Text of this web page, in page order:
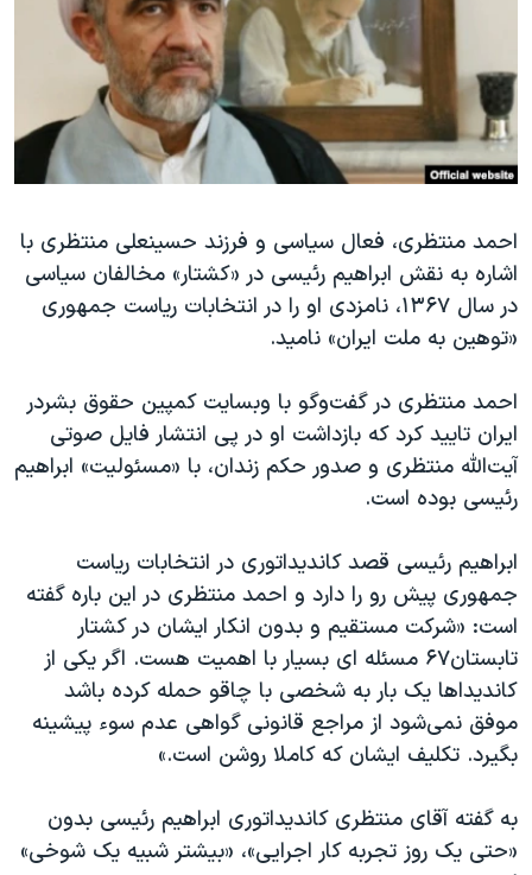
فرهنگ و زندگی
حقوق شهروندی
اقتصادی
علم و فناوری
گالری عکس
آرشیو پخش زنده
انتخابات ریاست جمهوری آمریکا ۲۰۲۴
حمله جمهوری اسلامی به اسرائیل
رمز مهسا
اعتراضات زن، زندگی، آزادی
مجموعه مستندهای دادخواهی
تریبونال مردمی آبان ۹۸
چهل سال گروگان‌گیری
قانون شفافیت دارائی کادر رهبری ایران
اعتراضات مردمی آبان ۹۸
نرگس محمدی برنده جایزه نوبل صلح
همایش محافظه‌کاران آمریکا «سی‌پک»
صفحه‌های ویژه
سفر پرزیدنت ترامپ به چین
زبانهای مختلف
احمد منتظری، فعال سیاسی و فرزند حسینعلی منتظری با
اشاره به نقش ابراهیم رئیسی در «کشتار» مخالفان سیاسی
در سال ۱۳۶۷، نامزدی او را در انتخابات ریاست جمهوری
«توهین به ملت ایران» نامید.
احمد منتظری در گفت‌وگو با وبسایت کمپین حقوق بشردر
ایران تایید کرد که بازداشت او در پی انتشار فایل صوتی
آیت‌الله منتظری و صدور حکم زندان، با «مسئولیت» ابراهیم
رئیسی بوده است.
ابراهیم رئیسی قصد کاندیداتوری در انتخابات ریاست
جمهوری پیش رو را دارد و احمد منتظری در این باره گفته
است: «شرکت مستقیم و بدون انکار ایشان در کشتار
تابستان۶۷ مسئله ای بسیار با اهمیت هست. اگر یکی از
کاندیداها یک بار به شخصی با چاقو حمله کرده باشد
موفق نمی‌شود از مراجع قانونی گواهی عدم سوء پیشینه
بگیرد. تکلیف ایشان که کاملا روشن است.»
به گفته آقای منتظری کاندیداتوری ابراهیم رئیسی بدون
«حتی یک روز تجربه کار اجرایی»، «بیشتر شبیه یک شوخی»